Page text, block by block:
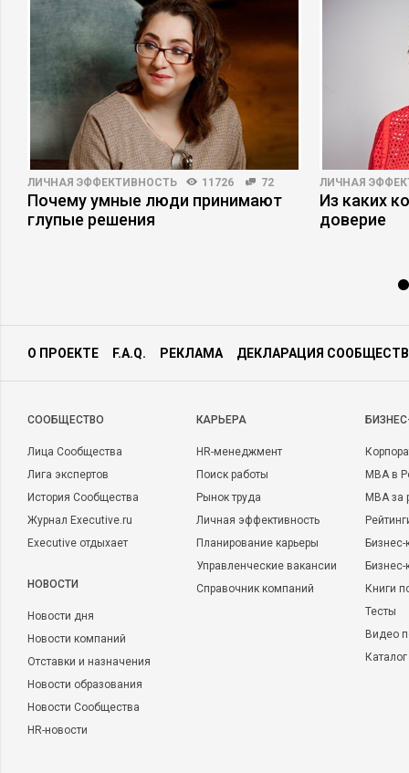
ЛИЧНАЯ ЭФФЕКТИВНОСТЬ 11726 72
Почему умные люди принимают
глупые решения
ЛИЧНАЯ
Из каких
доверие
О ПРОЕКТЕ F.A.Q. РЕКЛАМА ДЕКЛАРАЦИЯ
CООБЩЕСТВО
Лица Сообщества
Лига экспертов
История Сообщества
Журнал Executive.ru
Executive отдыхает
НОВОСТИ
Новости дня
Новости компаний
Отставки и назначения
Новости образования
Новости Сообщества
HR-новости
КАРЬЕРА
HR-менеджмент
Поиск работы
Рынок труда
Личная эффективность
Планирование карьеры
Управленческие вакансии
Справочник компаний
MBA в
MBA
Бизнес-
Книги
Тесты
Видео